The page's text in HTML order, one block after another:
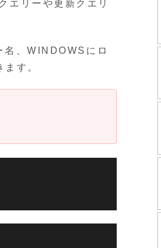
エリーや更新クエリ
名、WINDOWSにロ
す。